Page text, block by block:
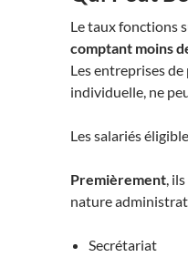
Le taux fonctions
comptant moins
Les entreprises
individuelle, ne
Les salariés
Premièrement ,
nature
Secrétariat​